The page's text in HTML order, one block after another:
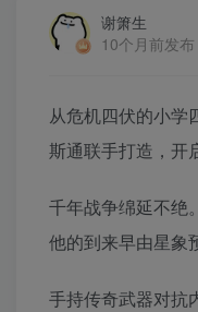
谢箫生
10个月前发布
从危机四伏的小学
斯通联手打造，开
千年战争绵延不绝
他的到来早由星象
手持传奇武器对抗